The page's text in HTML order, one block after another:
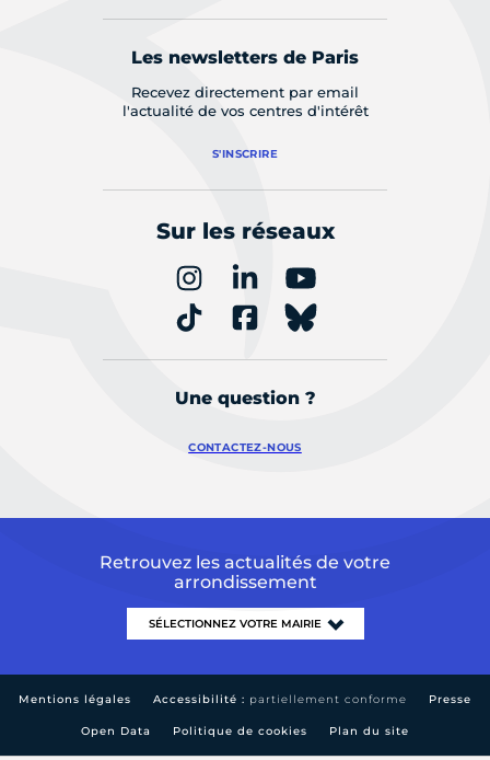
Les newsletters de Paris
Recevez directement par email
l'actualité de vos centres d'intérêt
S'INSCRIRE
Sur les réseaux
Une question ?
CONTACTEZ-NOUS
Retrouvez les actualités de votre
arrondissement
Mentions légales Accessibilité : partiellement conforme Presse
Open Data Politique de cookies Plan du site